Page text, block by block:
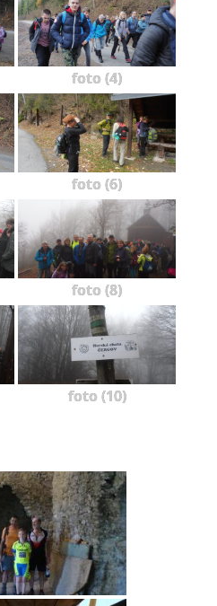
foto (4)
foto (6)
foto (8)
foto (10)